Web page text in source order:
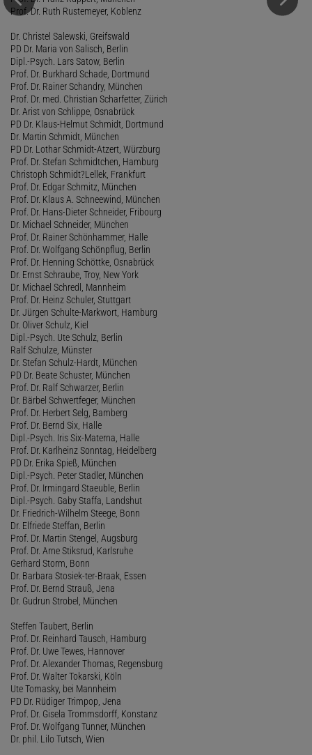
Prof. Dr. Ruth Rustemeyer, Koblenz
Dr. Christel Salewski, Greifswald
PD Dr. Maria von Salisch, Berlin
Dipl.-Psych. Lars Satow, Berlin
Prof. Dr. Burkhard Schade, Dortmund
Prof. Dr. Rainer Schandry, München
Prof. Dr. med. Christian Scharfetter, Zürich
Dr. Arist von Schlippe, Osnabrück
PD Dr. Klaus-Helmut Schmidt, Dortmund
Dr. Martin Schmidt, München
PD Dr. Lothar Schmidt-Atzert, Würzburg
Prof. Dr. Stefan Schmidtchen, Hamburg
Christoph Schmidt?Lellek, Frankfurt
Prof. Dr. Edgar Schmitz, München
Prof. Dr. Klaus A. Schneewind, München
Prof. Dr. Hans-Dieter Schneider, Fribourg
Dr. Michael Schneider, München
Prof. Dr. Rainer Schönhammer, Halle
Prof. Dr. Wolfgang Schönpflug, Berlin
Prof. Dr. Henning Schöttke, Osnabrück
Dr. Ernst Schraube, Troy, New York
Dr. Michael Schredl, Mannheim
Prof. Dr. Heinz Schuler, Stuttgart
Dr. Jürgen Schulte-Markwort, Hamburg
Dr. Oliver Schulz, Kiel
Dipl.-Psych. Ute Schulz, Berlin
Ralf Schulze, Münster
Dr. Stefan Schulz-Hardt, München
PD Dr. Beate Schuster, München
Prof. Dr. Ralf Schwarzer, Berlin
Dr. Bärbel Schwertfeger, München
Prof. Dr. Herbert Selg, Bamberg
Prof. Dr. Bernd Six, Halle
Dipl.-Psych. Iris Six-Materna, Halle
Prof. Dr. Karlheinz Sonntag, Heidelberg
PD Dr. Erika Spieß, München
Dipl.-Psych. Peter Stadler, München
Prof. Dr. Irmingard Staeuble, Berlin
Dipl.-Psych. Gaby Staffa, Landshut
Dr. Friedrich-Wilhelm Steege, Bonn
Dr. Elfriede Steffan, Berlin
Prof. Dr. Martin Stengel, Augsburg
Prof. Dr. Arne Stiksrud, Karlsruhe
Gerhard Storm, Bonn
Dr. Barbara Stosiek-ter-Braak, Essen
Prof. Dr. Bernd Strauß, Jena
Dr. Gudrun Strobel, München
Steffen Taubert, Berlin
Prof. Dr. Reinhard Tausch, Hamburg
Prof. Dr. Uwe Tewes, Hannover
Prof. Dr. Alexander Thomas, Regensburg
Prof. Dr. Walter Tokarski, Köln
Ute Tomasky, bei Mannheim
PD Dr. Rüdiger Trimpop, Jena
Prof. Dr. Gisela Trommsdorff, Konstanz
Prof. Dr. Wolfgang Tunner, München
Dr. phil. Lilo Tutsch, Wien